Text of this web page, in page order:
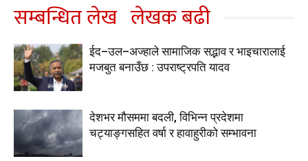
सम्बन्धित लेख लेखक बढी
ईद–उल–अज्हाले सामाजिक सद्भाव र भाइचारालाई
मजबुत बनाउँछ : उपराष्ट्रपति यादव
देशभर मौसममा बदली, विभिन्न प्रदेशमा
चट्याङ्गसहित वर्षा र हावाहुरीको सम्भावना